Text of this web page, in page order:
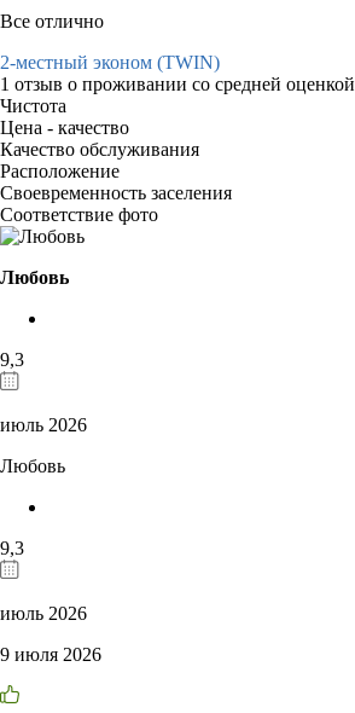
Все отлично
2-местный эконом (TWIN)
1 отзыв о проживании со средней оценкой
Чистота
Цена - качество
Качество обслуживания
Расположение
Своевременность заселения
Соответствие фото
Любовь
9,3
июль 2026
Любовь
9,3
июль 2026
9 июля 2026